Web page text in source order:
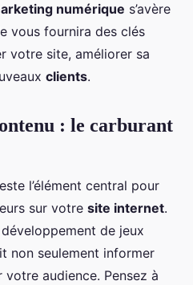
numérique s’avère
vous fournira des clés
votre site, améliorer sa
clients.
: le carburant
l’élément central pour
sur votre site internet.
de jeux
non seulement informer
audience. Pensez à